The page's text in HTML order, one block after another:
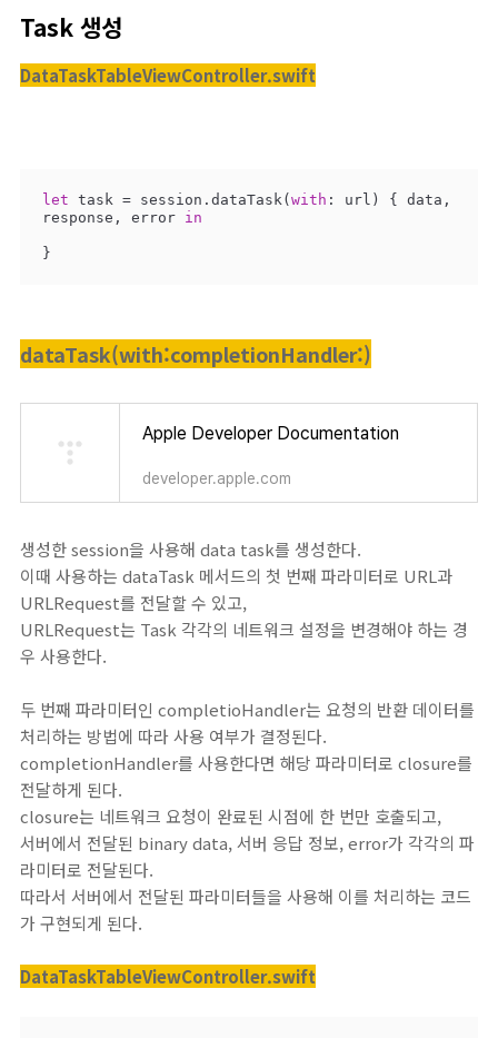
Task 생성
DataTaskTableViewController.swift
let task = session.dataTask( with : url) { data,
response, error in
}
dataTask(with:completionHandler:)
Apple Developer Documentation
developer.apple.com
생성한 session을 사용해 data task를 생성한다.
이때 사용하는 dataTask 메서드의 첫 번째 파라미터로 URL과
URLRequest를 전달할 수 있고,
URLRequest는 Task 각각의 네트워크 설정을 변경해야 하는 경
우 사용한다.
두 번째 파라미터인 completioHandler는 요청의 반환 데이터를
처리하는 방법에 따라 사용 여부가 결정된다.
completionHandler를 사용한다면 해당 파라미터로 closure를
전달하게 된다.
closure는 네트워크 요청이 완료된 시점에 한 번만 호출되고,
서버에서 전달된 binary data, 서버 응답 정보, error가 각각의 파
라미터로 전달된다.
따라서 서버에서 전달된 파라미터들을 사용해 이를 처리하는 코드
가 구현되게 된다.
DataTaskTableViewController.swift